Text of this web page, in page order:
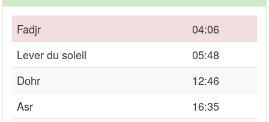
Fadjr
04:06
Lever du soleil
05:48
Dohr
12:46
Asr
16:35